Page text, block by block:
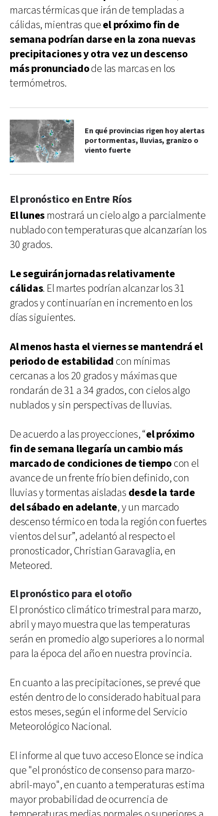
marcas térmicas que irán de templadas a
cálidas, mientras queel próximo fin de
semana podrían darse en la zona nuevas
precipitaciones y otra vez un descenso
más pronunciadode las marcas en los
termómetros.
En qué provincias rigen hoy alertas
por tormentas, lluvias, granizo o
viento fuerte
El pronóstico en Entre Ríos
El lunesmostrará un cielo algo a parcialmente
nublado con temperaturas que alcanzarían los
30 grados.
Le seguirán jornadas relativamente
cálidas. El martes podrían alcanzar los 31
grados y continuarían en incremento en los
días siguientes.
Al menos hasta el viernes se mantendrá el
periodo de estabilidad con mínimas
cercanas a los 20 grados y máximas que
rondarán de 31 a 34 grados, con cielos algo
nublados y sin perspectivas de lluvias.
De acuerdo a las proyecciones, “el próximo
fin de semana llegaría un cambio más
marcado de condiciones de tiempocon el
avance de un frente frío bien definido, con
lluvias y tormentas aisladas desde la tarde
del sábado en adelante, y un marcado
descenso térmico en toda la región con fuertes
vientos del sur”, adelantó al respecto el
pronosticador, Christian Garavaglia, en
Meteored.
El pronóstico para el otoño
El pronóstico climático trimestral para marzo,
abril y mayo muestra que las temperaturas
serán en promedio algo superiores a lo normal
para la época del año en nuestra provincia.
En cuanto a las precipitaciones, se prevé que
estén dentro de lo considerado habitual para
estos meses, según el informe del Servicio
Meteorológico Nacional.
El informe al que tuvo acceso Elonce se indica
que "el pronóstico de consenso para marzo-
abril-mayo", en cuanto a temperaturas estima
mayor probabilidad de ocurrencia de